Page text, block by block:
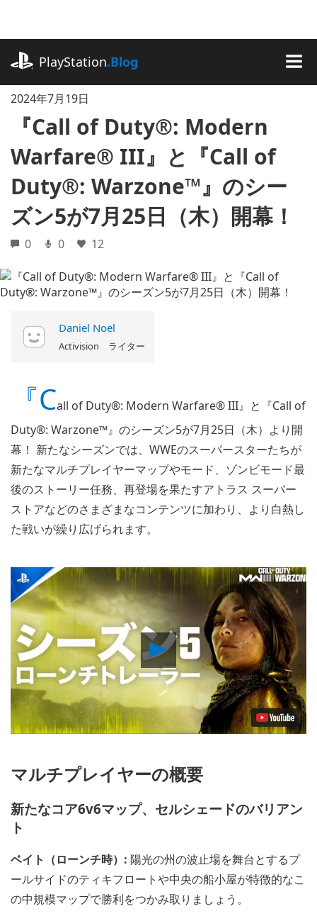
に
ッ
PlayStation.Blog
2024年7月19日
『Call of Duty®: Modern
Warfare® III』と『Call of
Duty®: Warzone™』のシー
ズン5が7月25日（木）開幕！
0 0 12
Daniel Noel
Activision ライター
『Call of Duty®: Modern Warfare® III』と『Call of
Duty®: Warzone™』のシーズン5が7月25日（木）より開
幕！ 新たなシーズンでは、WWEのスーパースターたちが
新たなマルチプレイヤーマップやモード、ゾンビモード最
後のストーリー任務、再登場を果たすアトラス スーパー
ストアなどのさまざまなコンテンツに加わり、より白熱し
た戦いが繰り広げられます。
Play
Video
マルチプレイヤーの概要
新たなコア6v6マップ、セルシェードのバリアン
ト
ベイト（ローンチ時）: 陽光の州の波止場を舞台とするプ
ールサイドのティキフロートや中央の船小屋が特徴的なこ
の中規模マップで勝利をつかみ取りましょう。